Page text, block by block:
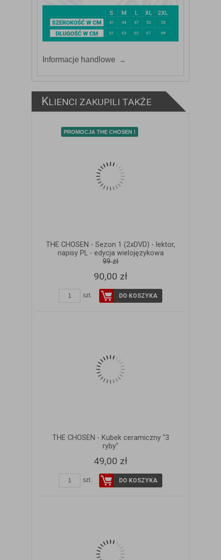
Informacje handlowe
KLIENCI ZAKUPILI TAKŻE
PROMOCJA THE CHOSEN !
THE CHOSEN - Sezon 1 (2xDVD) - lektor,
napisy PL - edycja wielojęzykowa
99 zł
90,00 zł
szt. DO KOSZYKA
THE CHOSEN - Kubek ceramiczny "3
ryby"
49,00 zł
szt. DO KOSZYKA